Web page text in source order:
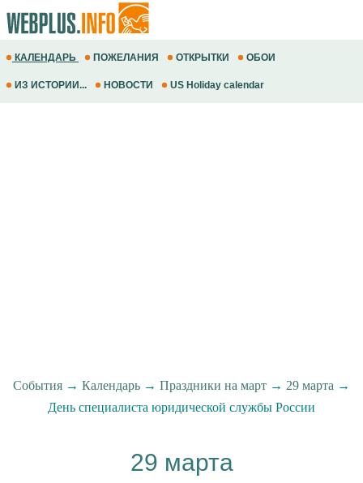
КАЛЕНДАРЬ ПОЖЕЛАНИЯ ОТКРЫТКИ ОБОИ
ИЗ ИСТОРИИ... НОВОСТИ US Holiday calendar
События → Календарь → Праздники на март → 29 марта →
День специалиста юридической службы России
29 марта